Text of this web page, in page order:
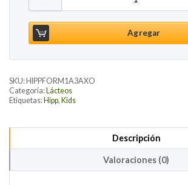
Agregar
SKU: HIPPFORM1A3AXO
Categoría: Lácteos
Etiquetas: Hipp, Kids
Descripción
Valoraciones (0)